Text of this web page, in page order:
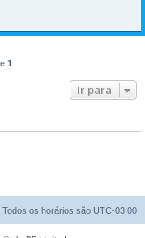
1
Ir para
Todos os horários são UTC-03:00